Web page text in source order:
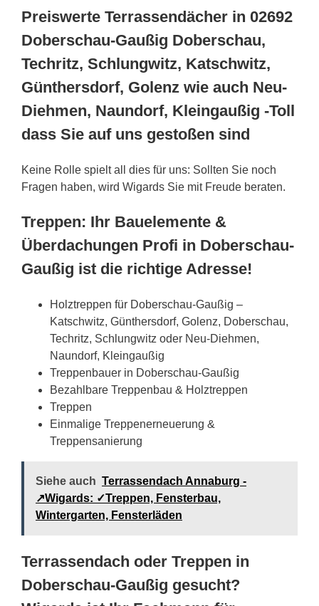
Preiswerte Terrassendächer in 02692
Doberschau-Gaußig Doberschau,
Techritz, Schlungwitz, Katschwitz,
Günthersdorf, Golenz wie auch Neu-
Diehmen, Naundorf, Kleingaußig -Toll
dass Sie auf uns gestoßen sind
Keine Rolle spielt all dies für uns: Sollten Sie noch
Fragen haben, wird Wigards Sie mit Freude beraten.
Treppen: Ihr Bauelemente &
Überdachungen Profi in Doberschau-
Gaußig ist die richtige Adresse!
Holztreppen für Doberschau-Gaußig –
Katschwitz, Günthersdorf, Golenz, Doberschau,
Techritz, Schlungwitz oder Neu-Diehmen,
Naundorf, Kleingaußig
Treppenbauer in Doberschau-Gaußig
Bezahlbare Treppenbau & Holztreppen
Treppen
Einmalige Treppenerneuerung &
Treppensanierung
Siehe auch Terrassendach Annaburg -
↗️Wigards: ✓Treppen, Fensterbau,
Wintergarten, Fensterläden
Terrassendach oder Treppen in
Doberschau-Gaußig gesucht?